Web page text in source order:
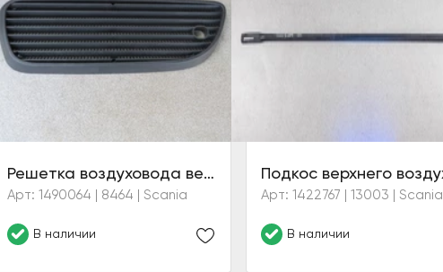
Решетка воздуховода верхнего воздухозаборника
Арт: 1490064 | 8464 | Scania
В наличии
Арт: 1422767 | 13003 | Scania
В наличии